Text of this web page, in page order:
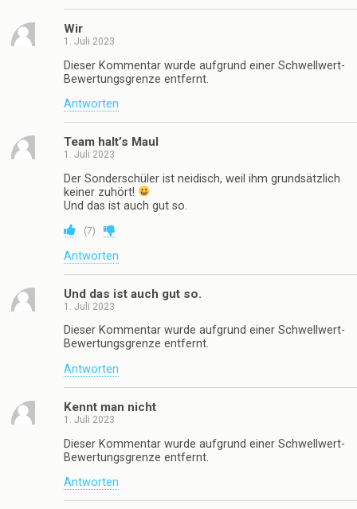
Wir
1. Juli 2023
Dieser Kommentar wurde aufgrund einer Schwellwert-
Bewertungsgrenze entfernt.
Antworten
Team halt’s Maul
1. Juli 2023
Der Sonderschüler ist neidisch, weil ihm grundsätzlich
keiner zuhört!
Und das ist auch gut so.
(7)
Antworten
Und das ist auch gut so.
1. Juli 2023
Dieser Kommentar wurde aufgrund einer Schwellwert-
Bewertungsgrenze entfernt.
Antworten
Kennt man nicht
1. Juli 2023
Dieser Kommentar wurde aufgrund einer Schwellwert-
Bewertungsgrenze entfernt.
Antworten